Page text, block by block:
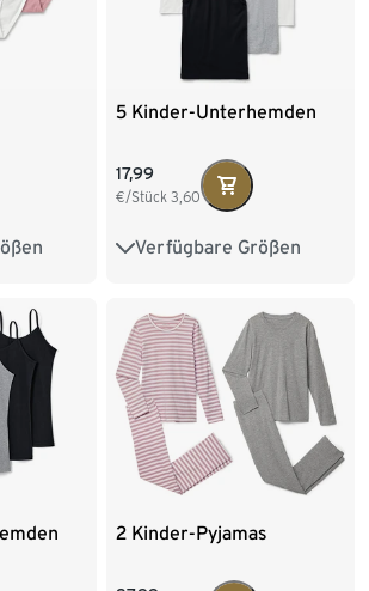
5 Kinder-Unterhemden
17,99
€/Stück 3,60
Verfügbare Größen
122/128 134/140
170/176
2 Kinder-Pyjamas